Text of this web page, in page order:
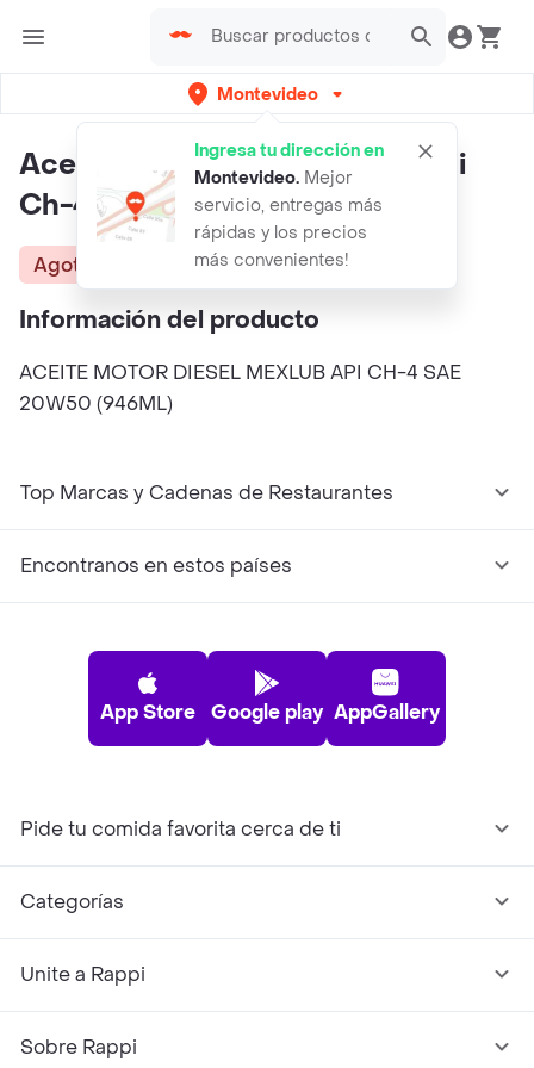
Montevideo
Ingresa tu dirección en
Montevideo. Mejor
servicio, entregas más
rápidas y los precios
más convenientes!
Aceite Motor Diesel Mexlub Api
Ch-4 Sae 20w50 (946ml)
Agotado
Información del producto
ACEITE MOTOR DIESEL MEXLUB API CH-4 SAE
20W50 (946ML)
Top Marcas y Cadenas de Restaurantes
Encontranos en estos países
App Store Google play AppGallery
Pide tu comida favorita cerca de ti
Categorías
Unite a Rappi
Sobre Rappi